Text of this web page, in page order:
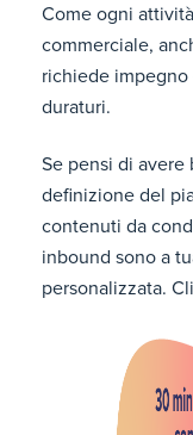
Come ogni
commerciale,
richiede
duraturi.
Se pensi di
definizione del
contenuti da
inbound sono a
personalizzata.